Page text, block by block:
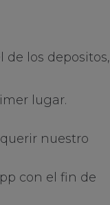
de los depositos,
lugar.
nuestro
con el fin de